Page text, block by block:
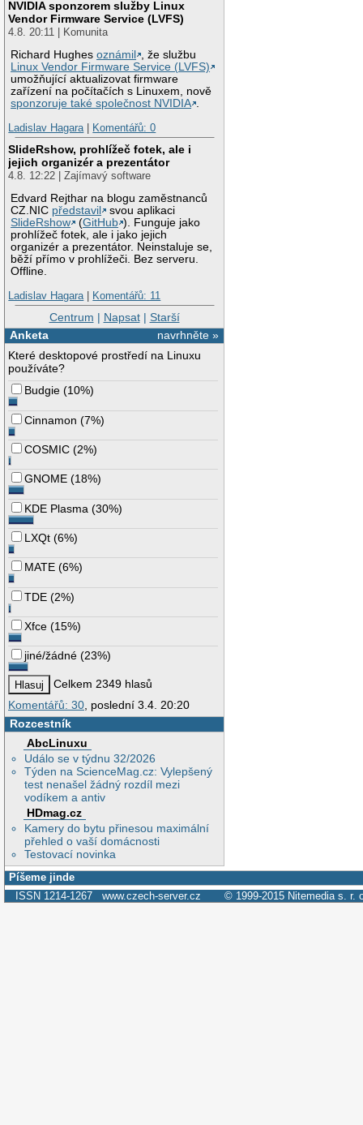
NVIDIA sponzorem služby Linux
Vendor Firmware Service (LVFS)
4.8. 20:11 | Komunita
Richard Hughesoznámil
, že službu
Linux Vendor Firmware Service (LVFS)
umožňující aktualizovat firmware
zařízení na počítačích s Linuxem, nově
sponzoruje také společnost NVIDIA .
Ladislav Hagara| Komentářů: 0
SlideRshow, prohlížeč fotek, ale i
jejich organizér a prezentátor
4.8. 12:22 | Zajímavý software
Edvard Rejthar na blogu zaměstnanců
CZ.NIC představil
svou aplikaci
SlideRshow
(GitHub ). Funguje jako
prohlížeč fotek, ale i jako jejich
organizér a prezentátor. Neinstaluje se,
běží přímo v prohlížeči. Bez serveru.
Offline.
Ladislav Hagara| Komentářů: 11
Centrum | Napsat| Starší
navrhněte »
Anketa
Které desktopové prostředí na Linuxu
používáte?
Budgie (10%)
Cinnamon (7%)
COSMIC (2%)
GNOME (18%)
KDE Plasma (30%)
LXQt (6%)
MATE (6%)
TDE (2%)
Xfce (15%)
jiné/žádné (23%)
Celkem 2349 hlasů
Komentářů: 30 , poslední 3.4. 20:20
Rozcestník
AbcLinuxu
Událo se v týdnu 32/2026
Týden na ScienceMag.cz: Vylepšený
test nenašel žádný rozdíl mezi
vodíkem a antiv
HDmag.cz
Kamery do bytu přinesou maximální
přehled o vaší domácnosti
Testovací novinka
Píšeme jinde
ISSN 1214-1267 www.czech-server.cz © 1999-2015 Nitemedia s. r.